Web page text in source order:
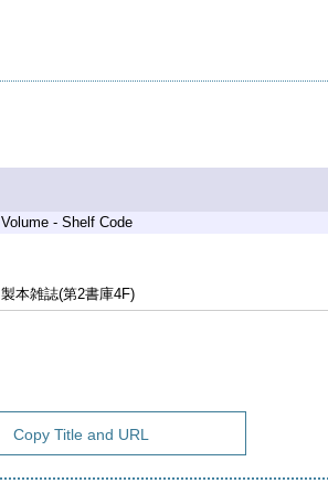
Volume - Shelf Code
製本雑誌(第2書庫4F)
Copy Title and URL